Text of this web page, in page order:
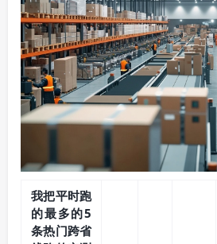
我把平时跑
的最多的5
条热门跨省